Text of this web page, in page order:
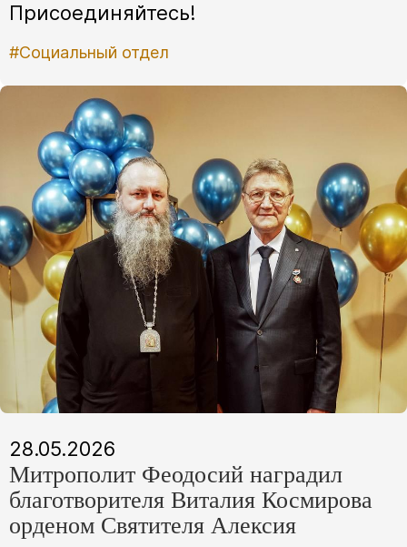
Присоединяйтесь!
#Социальный отдел
28.05.2026
Митрополит Феодосий наградил
благотворителя Виталия Космирова
орденом Святителя Алексия